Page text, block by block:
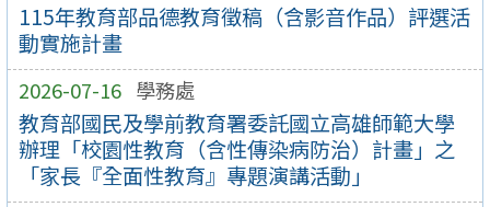
115年教育部品德教育徵稿（含影音作品）評選活
動實施計畫
2026-07-16 學務處
教育部國民及學前教育署委託國立高雄師範大學
辦理「校園性教育（含性傳染病防治）計畫」之
「家長『全面性教育』專題演講活動」